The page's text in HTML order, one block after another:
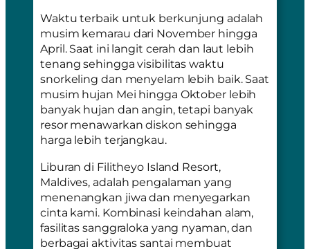
Waktu terbaik untuk berkunjung adalah
musim kemarau dari November hingga
April. Saat ini langit cerah dan laut lebih
tenang sehingga visibilitas waktu
snorkeling dan menyelam lebih baik. Saat
musim hujan Mei hingga Oktober lebih
banyak hujan dan angin, tetapi banyak
resor menawarkan diskon sehingga
harga lebih terjangkau.
Liburan di Filitheyo Island Resort,
Maldives, adalah pengalaman yang
menenangkan jiwa dan menyegarkan
cinta kami. Kombinasi keindahan alam,
fasilitas sanggraloka yang nyaman, dan
berbagai aktivitas santai membuat